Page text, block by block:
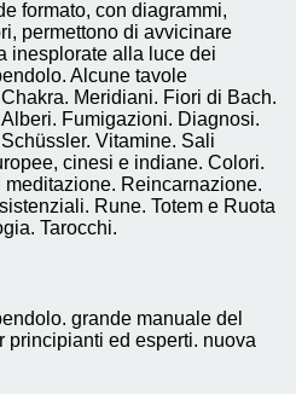
formato, con diagrammi,
permettono di avvicinare
inesplorate alla luce dei
Alcune tavole
Meridiani. Fiori di Bach.
Fumigazioni. Diagnosi.
Vitamine. Sali
cinesi e indiane. Colori.
Reincarnazione.
Rune. Totem e Ruota
Tarocchi.
grande manuale del
principianti ed esperti. nuova